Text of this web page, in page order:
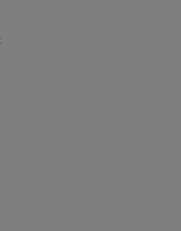
: